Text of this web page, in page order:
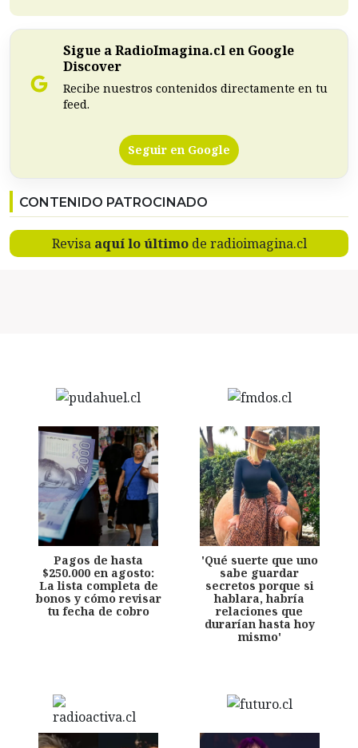
Sigue a RadioImagina.cl en Google
Discover
Recibe nuestros contenidos directamente en tu
feed.
Seguir en Google
CONTENIDO PATROCINADO
Revisa aquí lo últimode radioimagina.cl
Pagos de hasta
$250.000 en agosto:
La lista completa de
bonos y cómo revisar
tu fecha de cobro
'Qué suerte que uno
sabe guardar
secretos porque si
hablara, habría
relaciones que
durarían hasta hoy
mismo'